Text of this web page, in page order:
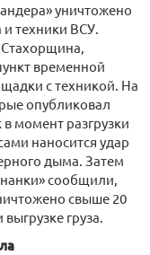
уничтожено
и техники ВСУ.
Стахорщина,
временной
с техникой. На
опубликовал
момент разгрузки
наносится удар
дыма. Затем
сообщили,
свыше 20
груза.